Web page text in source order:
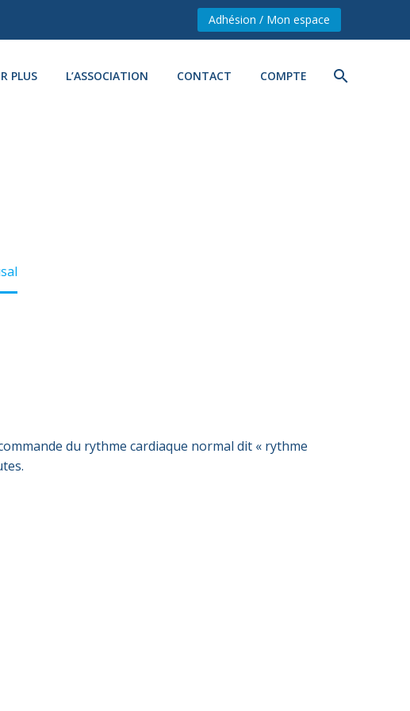
Adhésion / Mon espace
PLUS L’ASSOCIATION CONTACT COMPTE
du rythme cardiaque normal dit « rythme